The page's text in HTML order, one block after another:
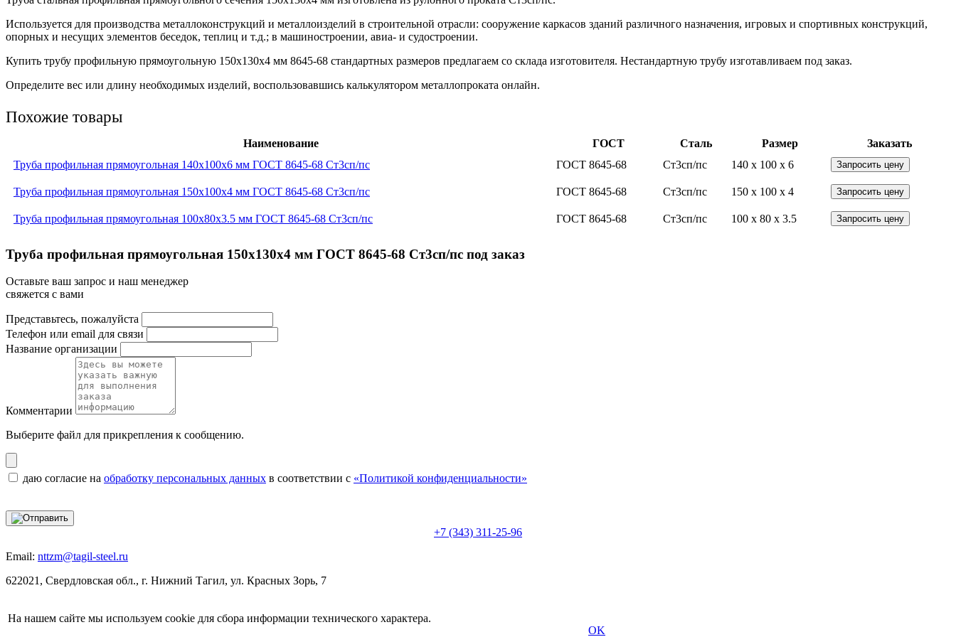
Используется для производства металлоконструкций и металлоизделий в строительной отрасли: сооружение каркасов зданий различного назначения, игровых и спортивных конструкций,
опорных и несущих элементов беседок, теплиц и т.д.; в машиностроении, авиа- и судостроении.
Купить трубу профильную прямоугольную 150х130х4 мм 8645-68 стандартных размеров предлагаем со склада изготовителя. Нестандартную трубу изготавливаем под заказ.
Определите вес или длину необходимых изделий, воспользовавшись калькулятором металлопроката онлайн.
Похожие товары
Наименование ГОСТ Сталь Размер
Заказать
Труба профильная прямоугольная 140x100x6 мм ГОСТ 8645-68 Ст3сп/пс
ГОСТ 8645-68 Ст3сп/пс 140 x 100 x 6 Запросить цену
Труба профильная прямоугольная 150x100x4 мм ГОСТ 8645-68 Ст3сп/пс ГОСТ 8645-68 Ст3сп/пс 150 x 100 x 4 Запросить цену
Труба профильная прямоугольная 100x80x3.5 мм ГОСТ 8645-68 Ст3сп/пс ГОСТ 8645-68 Ст3сп/пс 100 x 80 x 3.5 Запросить цену
Труба профильная прямоугольная 150x130x4 мм ГОСТ 8645-68 Ст3сп/пс под заказ
Оставьте ваш запрос и наш менеджер
свяжется с вами
Представьтесь, пожалуйста
Телефон или email для связи
Название организации
Комментарии
Выберите файл для прикрепления к сообщению.
даю согласие на обработку персональных данных в соответствии с «Политикой конфиденциальности»
+7 (343) 311-25-96
Email: nttzm@tagil-steel.ru
622021, Свердловская обл., г. Нижний Тагил, ул. Красных Зорь, 7
На нашем сайте мы используем cookie для сбора информации технического характера.
OK